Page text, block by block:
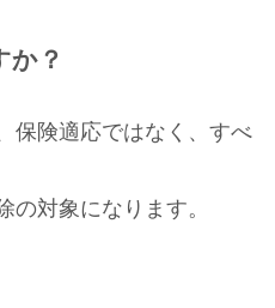
か？
保険適応ではなく、すべ
の対象になります。